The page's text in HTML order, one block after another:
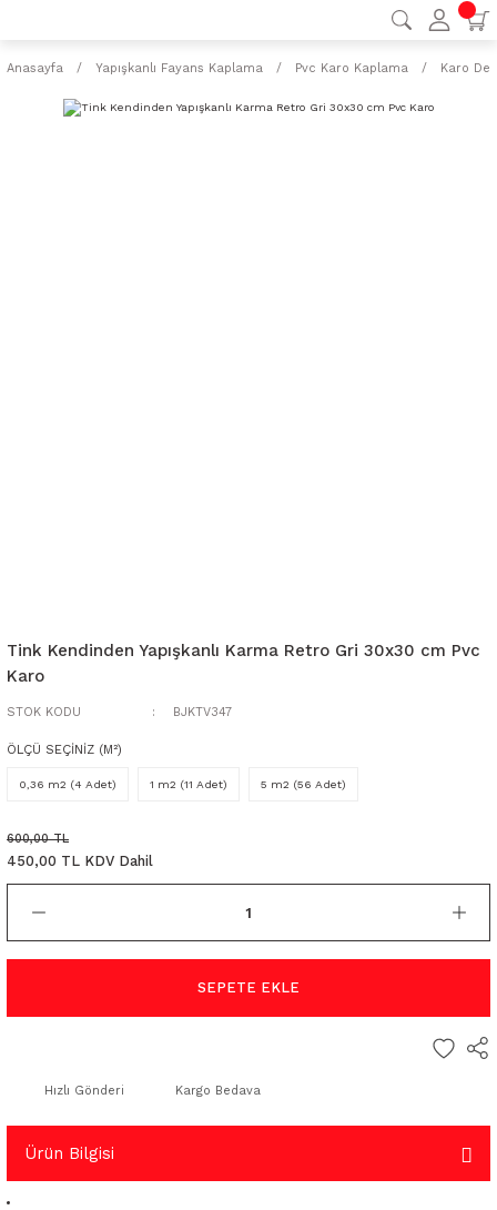
Anasayfa Yapışkanlı Fayans Kaplama Pvc Karo Kaplama Karo
Tink Kendinden Yapışkanlı Karma Retro Gri 30x30 cm Pvc
Karo
STOK KODU BJKTV347
ÖLÇÜ SEÇİNİZ (M²)
0,36 m2 (4 Adet) 1 m2 (11 Adet) 5 m2 (56 Adet)
600,00 TL
450,00 TL KDV Dahil
SEPETE EKLE
Hızlı Gönderi Kargo Bedava
Ürün Bilgisi